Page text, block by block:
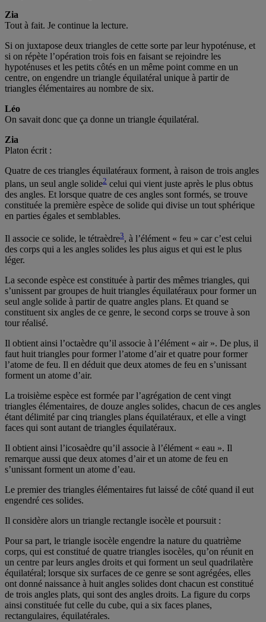
Zia
Tout à fait. Je continue la lecture.
Si on juxtapose deux triangles de cette sorte par leur hypoténuse, et
si on répète l’opération trois fois en faisant se rejoindre les
hypoténuses et les petits côtés en un même point comme en un
centre, on engendre un triangle équilatéral unique à partir de
triangles élémentaires au nombre de six.
Léo
On savait donc que ça donne un triangle équilatéral.
Zia
Platon écrit :
Quatre de ces triangles équilatéraux forment, à raison de trois angles
plans, un seul angle solide2 celui qui vient juste après le plus obtus
des angles. Et lorsque quatre de ces angles sont formés, se trouve
constituée la première espèce de solide qui divise un tout sphérique
en parties égales et semblables.
Il associe ce solide, le tétraèdre3, à l’élément « feu » car c’est celui
des corps qui a les angles solides les plus aigus et qui est le plus
léger.
La seconde espèce est constituée à partir des mêmes triangles, qui
s’unissent par groupes de huit triangles équilatéraux pour former un
seul angle solide à partir de quatre angles plans. Et quand se
constituent six angles de ce genre, le second corps se trouve à son
tour réalisé.
Il obtient ainsi l’octaèdre qu’il associe à l’élément « air ». De plus, il
faut huit triangles pour former l’atome d’air et quatre pour former
l’atome de feu. Il en déduit que deux atomes de feu en s’unissant
forment un atome d’air.
La troisième espèce est formée par l’agrégation de cent vingt
triangles élémentaires, de douze angles solides, chacun de ces angles
étant délimité par cinq triangles plans équilatéraux, et elle a vingt
faces qui sont autant de triangles équilatéraux.
Il obtient ainsi l’icosaèdre qu’il associe à l’élément « eau ». Il
remarque aussi que deux atomes d’air et un atome de feu en
s’unissant forment un atome d’eau.
Le premier des triangles élémentaires fut laissé de côté quand il eut
engendré ces solides.
Il considère alors un triangle rectangle isocèle et poursuit :
Pour sa part, le triangle isocèle engendre la nature du quatrième
corps, qui est constitué de quatre triangles isocèles, qu’on réunit en
un centre par leurs angles droits et qui forment un seul quadrilatère
équilatéral; lorsque six surfaces de ce genre se sont agrégées, elles
ont donné naissance à huit angles solides dont chacun est constitué
de trois angles plats, qui sont des angles droits. La figure du corps
ainsi constituée fut celle du cube, qui a six faces planes,
rectangulaires, équilatérales.